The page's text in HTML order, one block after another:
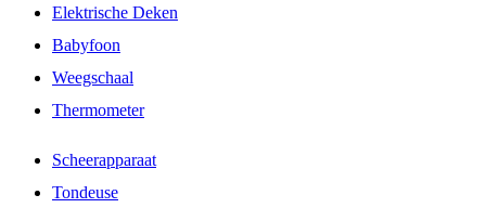
Elektrische Deken
Babyfoon
Weegschaal
Thermometer
Scheerapparaat
Tondeuse